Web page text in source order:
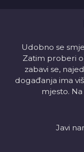
Udobno se
Zatim proberi
zabavi se,
događanja ima
mjesto.
Javi